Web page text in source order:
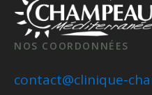
NOS COORDONNÉES
contact@clinique-